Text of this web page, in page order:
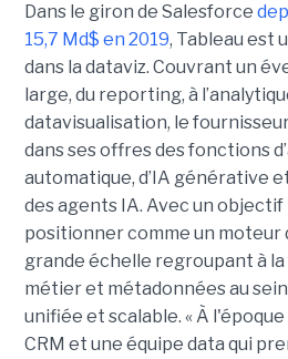
Dans le giron de Salesforce
15,7 Md$ en 2019, Tableau est
dans la dataviz. Couvrant un
large, du reporting, à
datavisualisation, le
dans ses offres des fonctions
automatique, d’IA générative
des agents IA. Avec un objectif
positionner comme un moteur
grande échelle regroupant à
métier et métadonnées au
unifiée et scalable. « À
CRM et une équipe data qui